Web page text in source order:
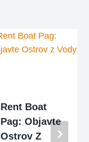
Rent Boat
Pag: Objavte
Ostrov Z